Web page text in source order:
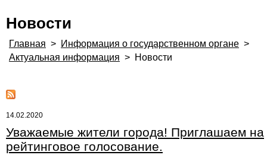
Новости
Главная > Информация о государственном органе >
Актуальная информация > Новости
14.02.2020
Уважаемые жители города! Приглашаем на
рейтинговое голосование.